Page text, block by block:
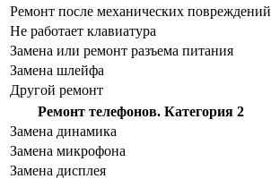
Ремонт после механических повреждений
Не работает клавиатура
Замена или ремонт разъема питания
Замена шлейфа
Другой ремонт
Ремонт телефонов. Категория 2
Замена динамика
Замена микрофона
Замена дисплея